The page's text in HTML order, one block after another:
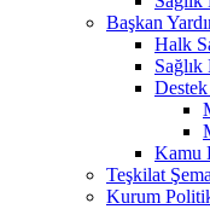
Başkan
Halk
Sağlık
Destek
Kamu
Teşkilat
Kurum